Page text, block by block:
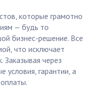
которые грамотно
— будь то
бизнес-решение. Все
что исключает
Заказывая через
условия, гарантии, а